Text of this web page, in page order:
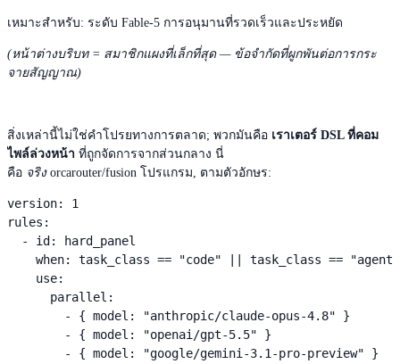
เหมาะสำหรับ: ระดับ Fable-5 การอนุมานที่รวดเร็วและประหยัด
(หน้าต่างบริบท = สมาชิกแผงที่เล็กที่สุด — ข้อจำกัดที่ผูกพันต่อการกระ
จายสัญญาณ)
สิ่งเหล่านี้ไม่ใช่คำโปรยทางการตลาด; พวกมันคือ เราเตอร์ DSL ที่คอม
ไพล์ล่วงหน้า ที่ถูกจัดการจากส่วนกลาง นี่
คือ จริงorcarouter/fusion โปรแกรม, ตามตัวอักษร:
version: 1
rules:
  - id: hard_panel
when: task_class == "code" || task_class ==
    use:
      parallel:
        - { model: "anthropic/claude-opus-4.8" }
        - { model: "openai/gpt-5.5" }
        - { model: "google/gemini-3.1-pro-preview" }